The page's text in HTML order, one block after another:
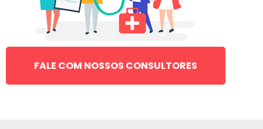
FALE COM NOSSOS CONSULTORES